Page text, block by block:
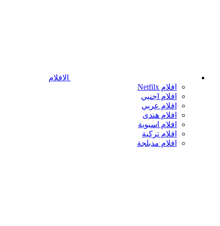
الافلام
افلام Netfilx
افلام اجنبي
افلام عربي
افلام هندى
افلام اسيوية
افلام تركية
افلام مدبلجة